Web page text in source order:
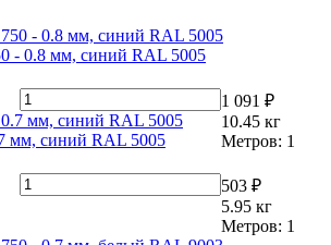
- 0.8 мм, синий RAL 5005
1 091 ₽
10.45 кг
Метров: 1
мм, синий RAL 5005
503 ₽
5.95 кг
Метров: 1